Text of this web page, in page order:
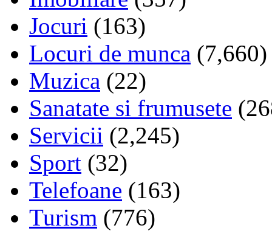
Jocuri (163)
Locuri de munca (7,660)
Muzica (22)
Sanatate si frumusete
Servicii (2,245)
Sport (32)
Telefoane (163)
Turism (776)